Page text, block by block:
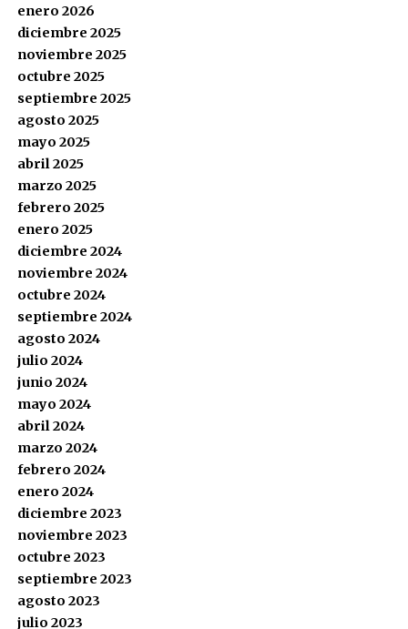
enero 2026
diciembre 2025
noviembre 2025
octubre 2025
septiembre 2025
agosto 2025
mayo 2025
abril 2025
marzo 2025
febrero 2025
enero 2025
diciembre 2024
noviembre 2024
octubre 2024
septiembre 2024
agosto 2024
julio 2024
junio 2024
mayo 2024
abril 2024
marzo 2024
febrero 2024
enero 2024
diciembre 2023
noviembre 2023
octubre 2023
septiembre 2023
agosto 2023
julio 2023